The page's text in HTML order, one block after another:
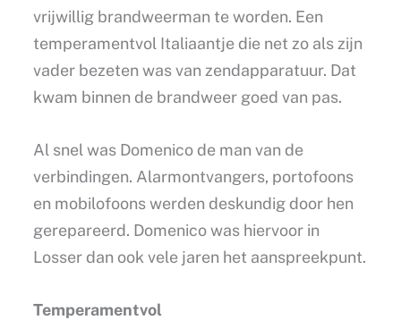
vrijwillig brandweerman te worden. Een
temperamentvol Italiaantje die net zo als zijn
vader bezeten was van zendapparatuur. Dat
kwam binnen de brandweer goed van pas.
Al snel was Domenico de man van de
verbindingen. Alarmontvangers, portofoons
en mobilofoons werden deskundig door hen
gerepareerd. Domenico was hiervoor in
Losser dan ook vele jaren het aanspreekpunt.
Temperamentvol